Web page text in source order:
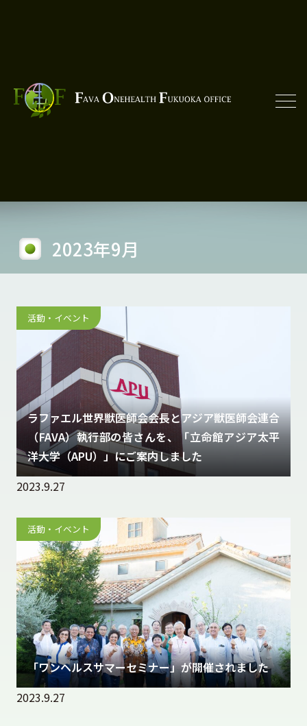
2023年9月
活動・イベント
ラファエル世界獣医師会会長とアジア獣医師会連合
（FAVA）執行部の皆さんを、「立命館アジア太平
洋大学（APU）」にご案内しました
2023.9.27
活動・イベント
「ワンヘルスサマーセミナー」が開催されました
2023.9.27